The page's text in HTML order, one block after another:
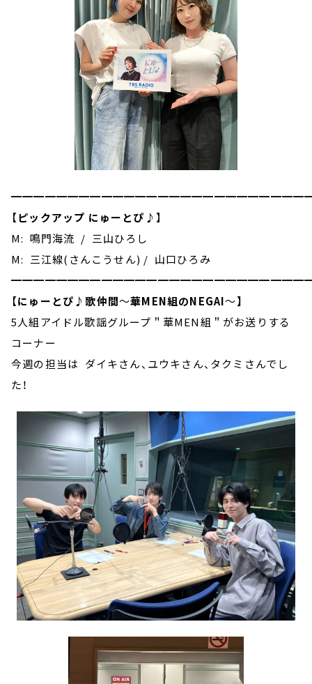
【ピックアップ にゅーとぴ♪ 】
M: 鳴門海流 / 三山ひろし
M: 三江線(さんこうせん) / 山口ひろみ
【にゅーとぴ♪歌仲間～華MEN組のNEGAI～】
5人組アイドル歌謡グループ＂華MEN組＂がお送りする
コーナー
今週の担当は ダイキさん、ユウキさん、タクミさんでし
た！